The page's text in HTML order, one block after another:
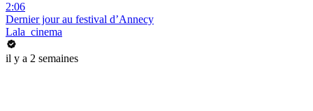
2:06
Dernier jour au festival d’Annecy
Lala_cinema
il y a 2 semaines